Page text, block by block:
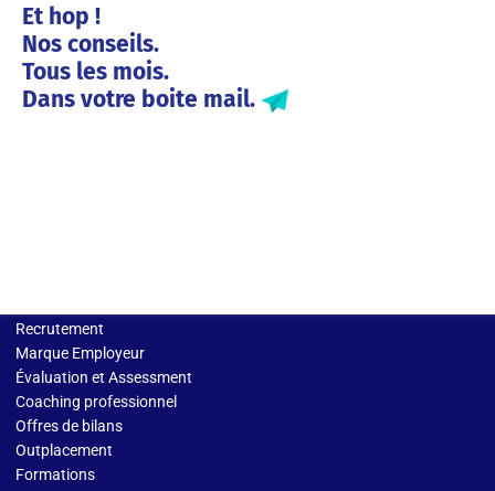
Et hop !
Nos conseils.
Tous les mois.
Dans votre boite mail.
Recrutement
Marque Employeur
Évaluation et Assessment
Coaching professionnel
Offres de bilans
Outplacement
Formations